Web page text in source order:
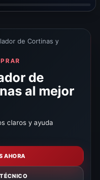
de Cortinas y
de
al mejor
claros y ayuda
AHORA